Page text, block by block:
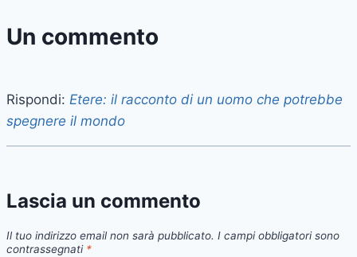
Un commento
Rispondi: Etere: il racconto di un uomo che potrebbe
spegnere il mondo
Lascia un commento
Il tuo indirizzo email non sarà pubblicato. I campi obbligatori sono
contrassegnati *